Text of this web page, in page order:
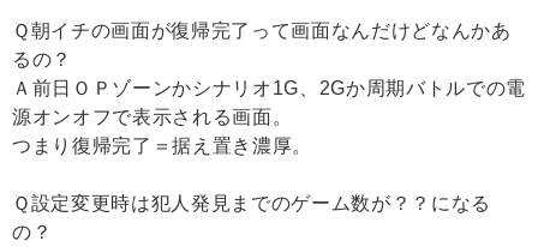
Ｑ朝イチの画面が復帰完了って画面なんだけどなんかあ
るの？
Ａ前日ＯＰゾーンかシナリオ1G、2Gか周期バトルでの電
源オンオフで表示される画面。
つまり復帰完了＝据え置き濃厚。
Ｑ設定変更時は犯人発見までのゲーム数が？？になる
の？